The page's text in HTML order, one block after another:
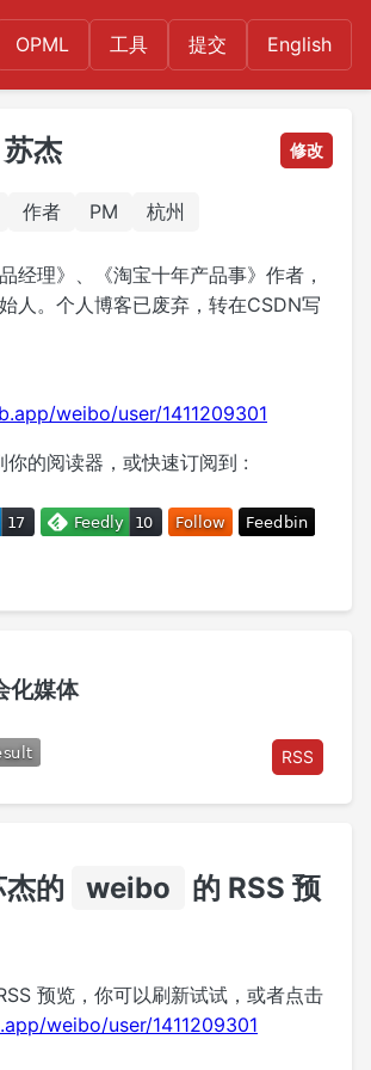
OPML 工具 提交 English
杰 修改
作者 PM 杭州
经理》、《淘宝十年产品事》作者，
人。个人博客已废弃，转在CSDN写
weibo/user/1411209301
你的阅读器，或快速订阅到 :
的 weibo
的 RSS 预
预览，你可以刷新试试，或者点击
weibo/user/1411209301
化媒体
RSS